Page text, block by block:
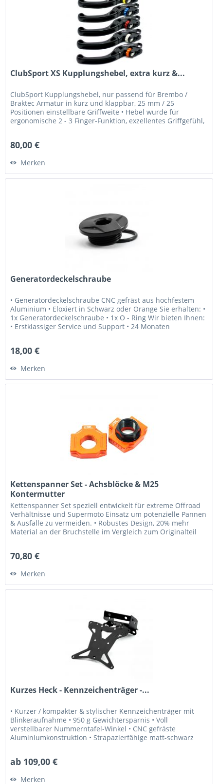
ClubSport XS Kupplungshebel, extra kurz &...
ClubSport Kupplungshebel, nur passend für Brembo /
Braktec Armatur in kurz und klappbar, 25 mm / 25
Positionen einstellbare Griffweite • Hebel wurde für
ergonomische 2 - 3 Finger-Funktion, exzellentes Griffgefühl,
80,00 €
Merken
Generatordeckelschraube
• Generatordeckelschraube CNC gefräst aus hochfestem
Aluminium • Eloxiert in Schwarz oder Orange Sie erhalten: •
1x Generatordeckelschraube • 1x O - Ring Wir bieten Ihnen:
• Erstklassiger Service und Support • 24 Monaten
18,00 €
Merken
Kettenspanner Set - Achsblöcke & M25
Kontermutter
Kettenspanner Set speziell entwickelt für extreme Offroad
Verhältnisse und Supermoto Einsatz um potenzielle Pannen
& Ausfälle zu vermeiden. • Robustes Design, 20% mehr
Material an der Bruchstelle im Vergleich zum Originalteil
70,80 €
Merken
Kurzes Heck - Kennzeichenträger -...
• Kurzer / kompakter & stylischer Kennzeichenträger mit
Blinkeraufnahme • 950 g Gewichtersparnis • Voll
verstellbarer Nummerntafel-Winkel • CNC gefräste
Aluminiumkonstruktion • Strapazierfähige matt-schwarz
ab 109,00 €
Merken